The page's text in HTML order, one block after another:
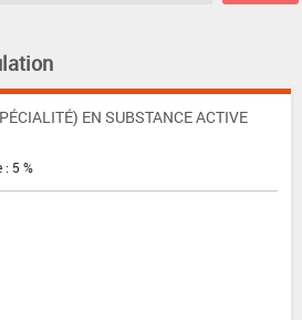
EN SUBSTANCE ACTIVE
: 5 %